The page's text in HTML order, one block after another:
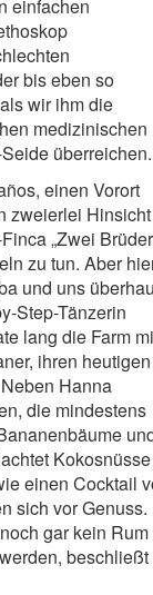
einfachen
bis eben so
wir ihm die
medizinischen
überreichen.
einen Vorort
zweierlei Hinsicht
„Zwei
zu tun. Aber
und uns
Step-Tänzerin
lang die Farm
ihren heutigen
Hanna
die mindestens
Kokosnüsse
einen Cocktail
sich vor Genuss.
gar kein Rum
beschließt